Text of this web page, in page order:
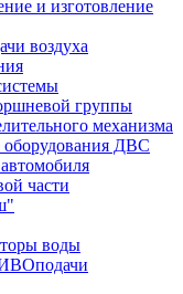
и изготовление
воздуха
группы
механизма
оборудования ДВС
части
воды